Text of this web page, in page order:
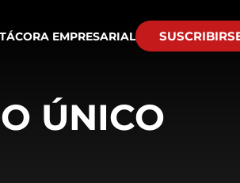
EMPRESARIAL
ÚNICO